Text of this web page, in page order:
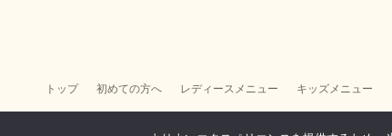
トップ 初めての方へ レディースメニュー キッズメニュー